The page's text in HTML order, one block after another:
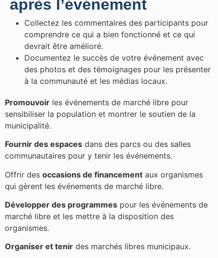
après l’événement
Collectez les commentaires des participants pour
comprendre ce qui a bien fonctionné et ce qui
devrait être amélioré.
Documentez le succès de votre événement avec
des photos et des témoignages pour les présenter
à la communauté et les médias locaux.
Promouvoir les événements de marché libre pour
sensibiliser la population et montrer le soutien de la
municipalité.
Fournir des espaces dans des parcs ou des salles
communautaires pour y tenir les événements.
Offrir des occasions de financement aux organismes
qui gèrent les événements de marché libre.
Développer des programmes pour les événements de
marché libre et les mettre à la disposition des
organismes.
Organiser et tenir des marchés libres municipaux.